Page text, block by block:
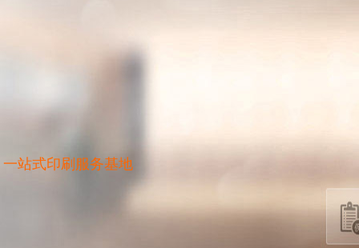
一站式印刷服务基地